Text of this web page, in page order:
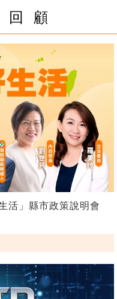
回 顧
活」縣市政策說明會